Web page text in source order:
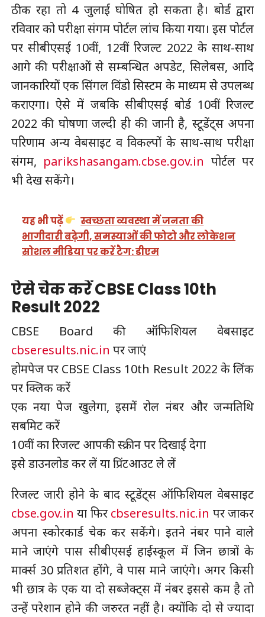
ठीक रहा तो 4 जुलाई घोषित हो सकता है। बोर्ड द्वारा
रविवार को परीक्षा संगम पोर्टल लांच किया गया। इस पोर्टल
पर सीबीएसई 10वीं, 12वीं रिजल्ट 2022 के साथ-साथ
आगे की परीक्षाओं से सम्बन्धित अपडेट, सिलेबस, आदि
जानकारियों एक सिंगल विंडो सिस्टम के माध्यम से उपलब्ध
कराएगा। ऐसे में जबकि सीबीएसई बोर्ड 10वीं रिजल्ट
2022 की घोषणा जल्दी ही की जानी है, स्टूडेंट्स अपना
परिणाम अन्य वेबसाइट व विकल्पों के साथ-साथ परीक्षा
संगम, parikshasangam.cbse.gov.in पोर्टल पर
भी देख सकेंगे।
यह भी पढ़ें
स्वच्छता व्यवस्था में जनता की
भागीदारी बढ़ेगी, समस्याओं की फोटो और लोकेशन
सोशल मीडिया पर करें टैग: डीएम
ऐसे चेक करें CBSE Class 10th
Result 2022
CBSE Board की ऑफिशियल वेबसाइट
cbseresults.nic.in पर जाएं
होमपेज पर CBSE Class 10th Result 2022 के लिंक
पर क्लिक करें
एक नया पेज खुलेगा, इसमें रोल नंबर और जन्मतिथि
सबमिट करें
10वीं का रिजल्ट आपकी स्क्रीन पर दिखाई देगा
इसे डाउनलोड कर लें या प्रिंटआउट ले लें
रिजल्ट जारी होने के बाद स्टूडेंट्स ऑफिशियल वेबसाइट
cbse.gov.in या फिरcbseresults.nic.in पर जाकर
अपना स्कोरकार्ड चेक कर सकेंगे। इतने नंबर पाने वाले
माने जाएंगे पास सीबीएसई हाईस्कूल में जिन छात्रों के
मार्क्स 30 प्रतिशत होंगे, वे पास माने जाएंगे। अगर किसी
भी छात्र के एक या दो सब्जेक्ट्स में नंबर इससे कम है तो
उन्हें परेशान होने की जरुरत नहीं है। क्योंकि दो से ज्यादा